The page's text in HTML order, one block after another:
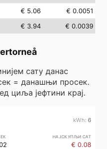
€ 5.06
€ 0.0051
€ 3.94 € 0.0039
сату данас
= данашњи просек.
циља јефтини крај.
6
€ 0.08